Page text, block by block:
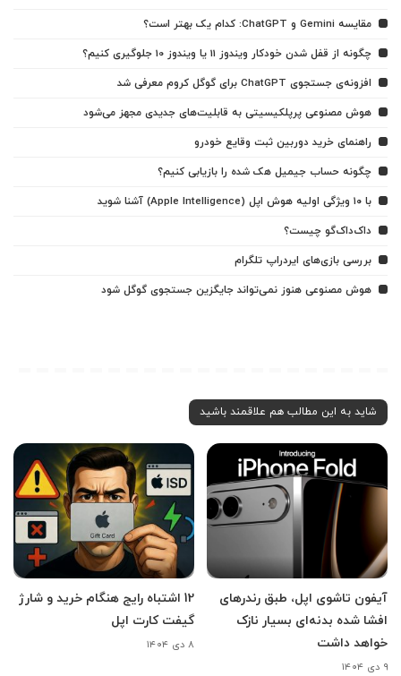
مقایسه Gemini و ChatGPT: کدام یک بهتر است؟
چگونه از قفل شدن خودکار ویندوز 11 یا ویندوز 10 جلوگیری کنیم؟
افزونه‌ی جستجوی ChatGPT برای گوگل کروم معرفی شد
هوش مصنوعی پرپلکیسیتی به قابلیت‌های جدیدی مجهز می‌شود
راهنمای خرید دوربین ثبت وقایع خودرو
چگونه حساب جیمیل هک شده را بازیابی کنیم؟
با ۱۰ ویژگی اولیه هوش اپل (Apple Intelligence) آشنا شوید
داک‌داک‌گو چیست؟
بررسی بازی‌های ایردراپ تلگرام
هوش مصنوعی هنوز نمی‌تواند جایگزین جستجوی گوگل شود
شاید به این مطالب هم علاقمند باشید
آیفون تاشوی اپل، طبق رندرهای
افشا شده بدنه‌ای بسیار نازک
خواهد داشت
۹ دی ۱۴۰۴
12 اشتباه رایج هنگام خرید و شارژ
گیفت کارت اپل
۸ دی ۱۴۰۴